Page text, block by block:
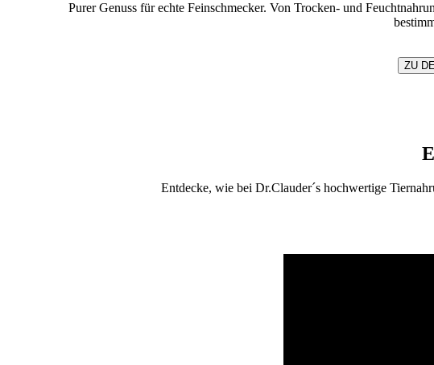
Purer Genuss für echte Feinschmecker. Von Trocken- und
ZU
Entdecke, wie bei Dr.Clauder´s hochwertige